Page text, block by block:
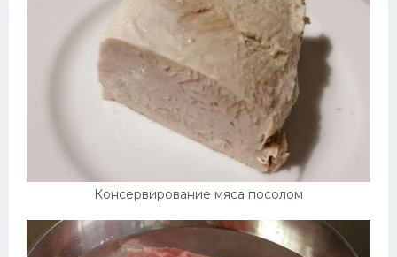
Консервирование мяса посолом